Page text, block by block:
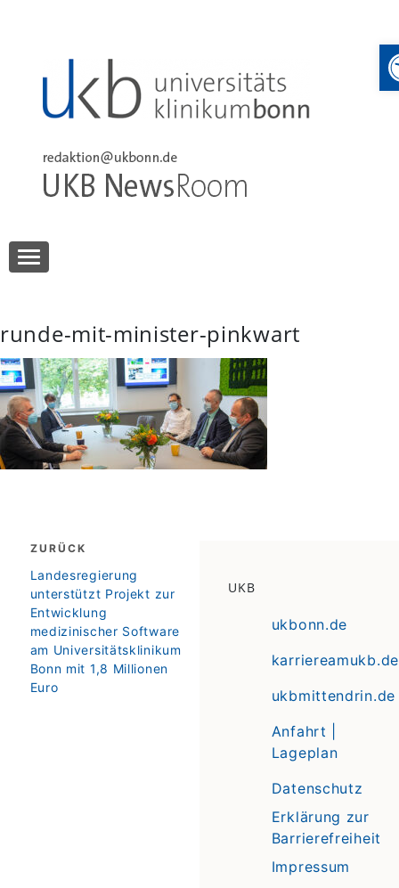
UKB NewsRoom
runde-mit-minister-pinkwart
Beitragsnavigation
ZURÜCK
zurück
Landesregierung
unterstützt Projekt zur
Entwicklung
medizinischer Software
am Universitätsklinikum
Bonn mit 1,8 Millionen
Euro
UKB
ukbonn.de
karriereamukb.de
ukbmittendrin.de
Anfahrt |
Lageplan
Datenschutz
Erklärung zur
Barrierefreiheit
Impressum